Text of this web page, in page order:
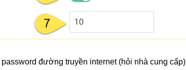
đường truyền internet (hỏi nhà cung cấp)